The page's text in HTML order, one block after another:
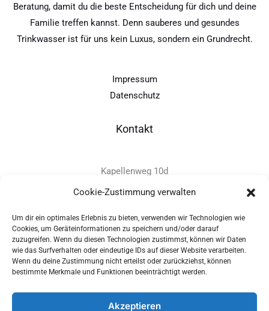
Cookie-Zustimmung verwalten
Um dir ein optimales Erlebnis zu bieten, verwenden wir Technologien wie
Cookies, um Geräteinformationen zu speichern und/oder darauf
zuzugreifen. Wenn du diesen Technologien zustimmst, können wir Daten
wie das Surfverhalten oder eindeutige IDs auf dieser Website verarbeiten.
Wenn du deine Zustimmung nicht erteilst oder zurückziehst, können
bestimmte Merkmale und Funktionen beeinträchtigt werden.
Akzeptieren
Beratung, damit du die beste Entscheidung für dich und deine
Familie treffen kannst. Denn sauberes und gesundes
Trinkwasser ist für uns kein Luxus, sondern ein Grundrecht.
Impressum
Datenschutz
Kontakt
Kapellenweg 10d
D-94575 Windorf
+49 - (0)8546 - 97 39 0
info@provitec.de
www.provitec.com